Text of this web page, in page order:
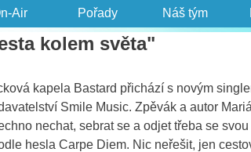
Air Pořady Náš tým
kolem světa"
kapela Bastard přichází s novým
Smile Music. Zpěvák a autor
nechat, sebrat se a odjet třeba se
hesla Carpe Diem. Nic neřešit, jen